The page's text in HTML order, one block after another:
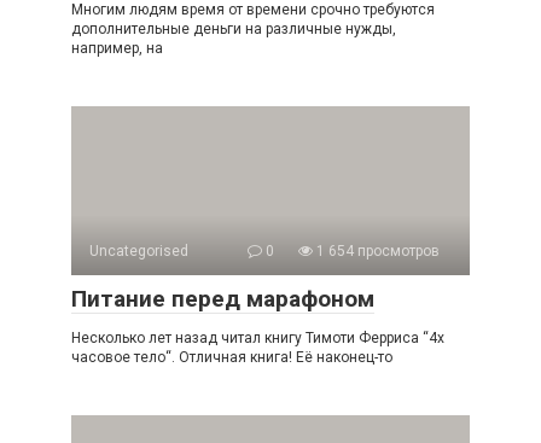
Многим людям время от времени срочно требуются
дополнительные деньги на различные нужды,
например, на
Uncategorised 0 1 654 просмотров
Питание перед марафоном
Несколько лет назад читал книгу Тимоти Ферриса “4х
часовое тело“. Отличная книга! Её наконец-то